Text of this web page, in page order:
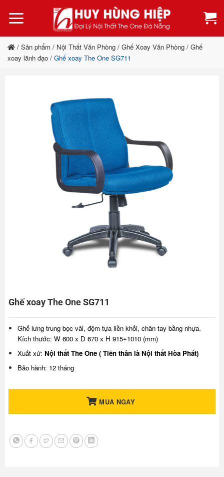
qua
dung
/ Sản phẩm / Nội Thất Văn Phòng / Ghế Xoay Văn Phòng / Ghế
xoay lãnh đạo / Ghế xoay The One SG711
Ghế xoay The One SG711
Ghế lưng trung bọc vải, đệm tựa liền khối, chân tay bằng nhựa.
Kích thước: W 600 x D 670 x H 915÷1010 (mm)
Xuất xứ: Nội thất The One ( Tiền thân là Nội thất Hòa Phát)
Bảo hành: 12 tháng
MUA NGAY